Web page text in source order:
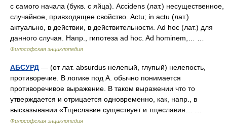
с самого начала (букв. с яйца). Accidens (лат.) несущественное,
случайное, привходящее свойство. Actu; in actu (лат.)
актуально, в действии, в действительности. Ad hoc (лат.) для
данного случая. Напр., гипотеза ad hoc. Ad hominem,… …
Философская энциклопедия
АБСУРД — (от лат. absurdus нелепый, глупый) нелепость,
противоречие. В логике под А. обычно понимается
противоречивое выражение. В таком выражении что то
утверждается и отрицается одновременно, как, напр., в
высказывании «Тщеславие существует и тщеславия… …
Философская энциклопедия